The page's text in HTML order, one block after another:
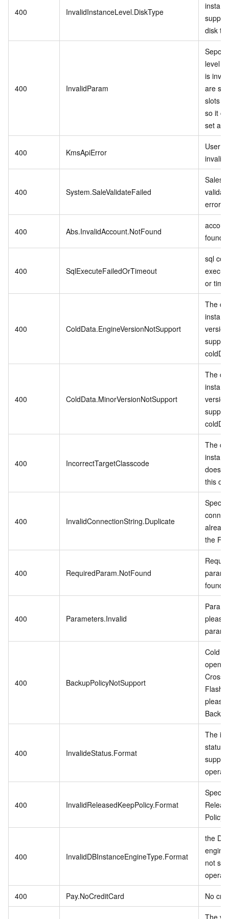
400 InvalidInstanceLevel.DiskType
disk
400 InvalidParam
level
is
are
slots
so it
set as
400 KmsApiError
User
invalid.
400 System.SaleValidateFailed
Sales
error.
400 Abs.InvalidAccount.NotFound
found.
400 SqlExecuteFailedOrTimeout
sql
or
400 ColdData.EngineVersionNotSupport
The
support
400 ColdData.MinorVersionNotSupport
The
support
400 IncorrectTargetClasscode
The
does
this
400 InvalidConnectionString.Duplicate
the
400 RequiredParam.NotFound
param
found.
400 Parameters.Invalid
please
400 BackupPolicyNotSupport
Cold
open
Flash
please
400 InvalideStatus.Format
The
status
400 InvalidReleasedKeepPolicy.Format
Policy
400 InvalidDBInstanceEngineType.Format
the
not
400 Pay.NoCreditCard No
The